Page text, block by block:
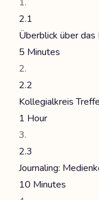
2.1
Überblick über
5 Minutes
2.2
Kollegialkreis
1 Hour
2.3
Journaling:
10 Minutes